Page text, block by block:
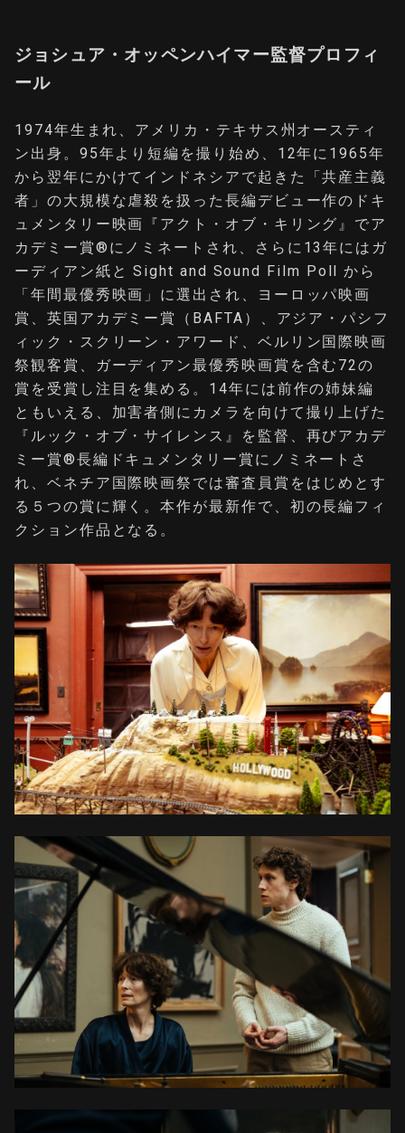
ジョシュア・オッペンハイマー監督プロフィ
ール
1974年生まれ、アメリカ・テキサス州オースティ
ン出身。95年より短編を撮り始め、12年に1965年
から翌年にかけてインドネシアで起きた「共産主義
者」の大規模な虐殺を扱った長編デビュー作のドキ
ュメンタリー映画『アクト・オブ・キリング』でア
カデミー賞®にノミネートされ、さらに13年にはガ
ーディアン紙と Sight and Sound Film Poll から
「年間最優秀映画」に選出され、ヨーロッパ映画
賞、英国アカデミー賞（BAFTA）、アジア・パシフ
ィック・スクリーン・アワード、ベルリン国際映画
祭観客賞、ガーディアン最優秀映画賞を含む72の
賞を受賞し注目を集める。14年には前作の姉妹編
ともいえる、加害者側にカメラを向けて撮り上げた
『ルック・オブ・サイレンス』を監督、再びアカデ
ミー賞®長編ドキュメンタリー賞にノミネートさ
れ、ベネチア国際映画祭では審査員賞をはじめとす
る５つの賞に輝く。本作が最新作で、初の長編フィ
クション作品となる。